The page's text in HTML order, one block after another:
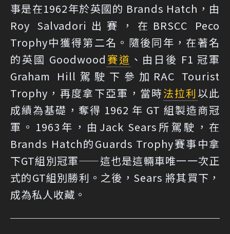
事是在1962年於英國的 Brands Hatch，由
Roy Salvadori出賽，在BRSCC Peco
Trophy中獲得第二名。隨後同年，在著名
的英國 Goodwood 賽道 、由日後 F1 冠軍
Graham Hill駕駛下參加RAC Tourist
Trophy，再度拿下亞軍，當時法拉利 以此
成績為基礎，奪得 1962 年 GT 組製造商冠
軍。1963年，由Jack Sears所駕駛，在
Brands Hatch的Guards Trophy賽事中拿
下GT組別冠軍——這也是這輛車唯一一次正
式的GT組別勝利。之後，Sears 將其買下，
成為私人收藏。